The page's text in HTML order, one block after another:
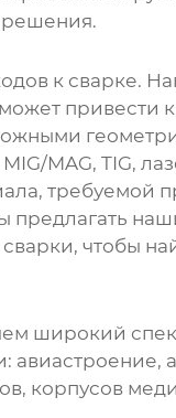
решения.
к сварке.
MAG, TIG,
требуемой
предлагать
чтобы
широкий
корпусов